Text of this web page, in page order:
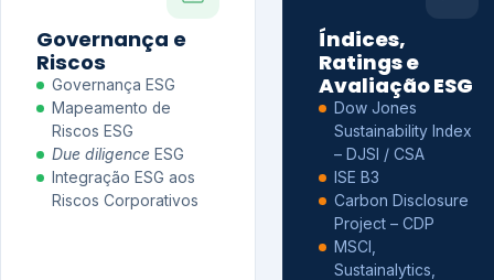
Governança e
Riscos
Governança ESG
Mapeamento de
Riscos ESG
Due diligence ESG
Integração ESG aos
Riscos Corporativos
Índices,
Ratings e
Avaliação ESG
Dow Jones
Sustainability Index
– DJSI / CSA
ISE B3
Carbon Disclosure
Project – CDP
MSCI,
Sustainalytics,